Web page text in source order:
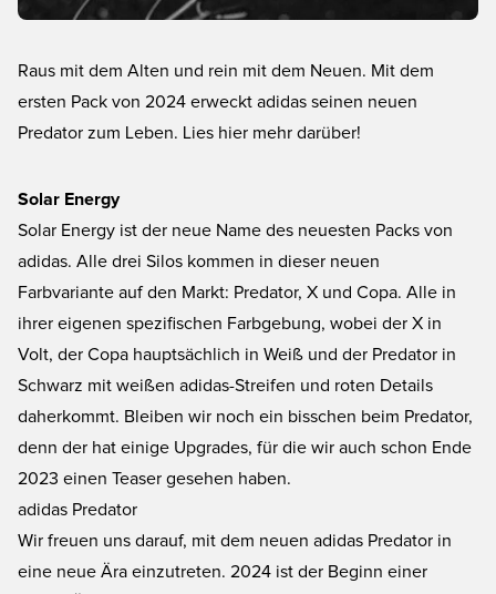
Raus mit dem Alten und rein mit dem Neuen. Mit dem
ersten Pack von 2024 erweckt adidas seinen neuen
Predator zum Leben. Lies hier mehr darüber!
Solar Energy
Solar Energy ist der neue Name des neuesten Packs von
adidas. Alle drei Silos kommen in dieser neuen
Farbvariante auf den Markt: Predator, X und Copa. Alle in
ihrer eigenen spezifischen Farbgebung, wobei der X in
Volt, der Copa hauptsächlich in Weiß und der Predator in
Schwarz mit weißen adidas-Streifen und roten Details
daherkommt. Bleiben wir noch ein bisschen beim Predator,
denn der hat einige Upgrades, für die wir auch schon Ende
2023 einen Teaser gesehen haben.
adidas Predator
Wir freuen uns darauf, mit dem neuen adidas Predator in
eine neue Ära einzutreten. 2024 ist der Beginn einer